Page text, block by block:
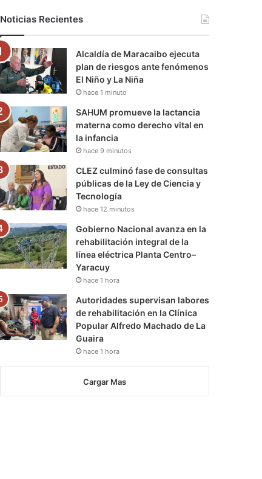
o
k
r
e
r
a
m
a
m
Noticias Recientes
Alcaldía de Maracaibo ejecuta
plan de riesgos ante fenómenos
El Niño y La Niña
hace 1 minuto
SAHUM promueve la lactancia
materna como derecho vital en
la infancia
hace 9 minutos
CLEZ culminó fase de consultas
públicas de la Ley de Ciencia y
Tecnología
hace 12 minutos
Gobierno Nacional avanza en la
rehabilitación integral de la
línea eléctrica Planta Centro–
Yaracuy
hace 1 hora
Autoridades supervisan labores
de rehabilitación en la Clínica
Popular Alfredo Machado de La
Guaira
hace 1 hora
Cargar Mas